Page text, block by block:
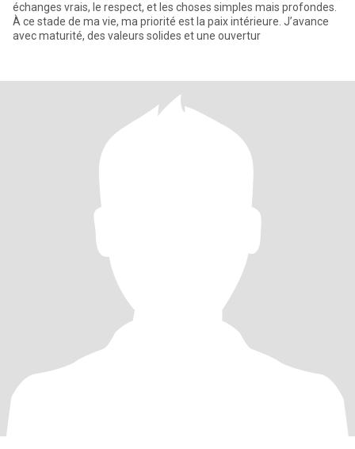
échanges vrais, le respect, et les choses simples mais profondes.
À ce stade de ma vie, ma priorité est la paix intérieure. J’avance
avec maturité, des valeurs solides et une ouvertur